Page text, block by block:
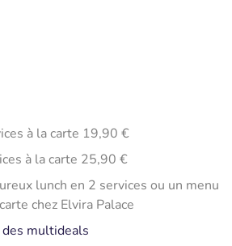
à la carte 19,90 €
à la carte 25,90 €
lunch en 2 services ou un menu
chez Elvira Palace
multideals